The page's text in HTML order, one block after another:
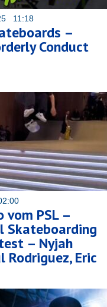
11:18
–
Conduct
vom PSL –
Skateboarding
– Nyjah
Rodriguez, Eric